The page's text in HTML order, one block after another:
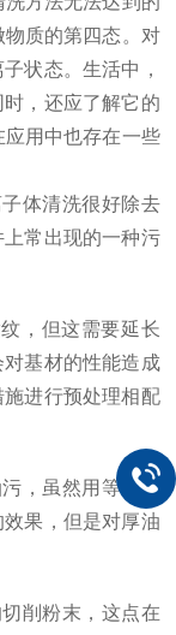
质的第四态。对
状态。生活中，
，还应了解它的
用中也存在一些
体清洗很好除去
常出现的一种污
，但这需要延长
基材的性能造成
进行预处理相配
，虽然用等离子
果，但是对厚油
削粉末，这点在